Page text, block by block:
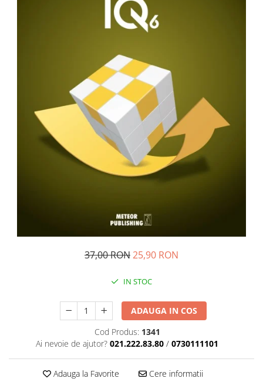
Management si leadership
Atlase, dictionare si enciclopedii
Carte prescolara
Carte scolara
Dictionare de limba romana
Ghiduri de conversatie
Invatamant gimnazial
Carti in limba engleza
Activitati si jocuri pentru copii
Benzi desenate
Carte prescolara
Carti de colorat
37,00 RON25,90 RON
IN STOC
ADAUGA IN COS
Cod Produs: 1341
Ai nevoie de ajutor? 021.222.83.80 / 0730111101
Adauga la Favorite Cere informatii